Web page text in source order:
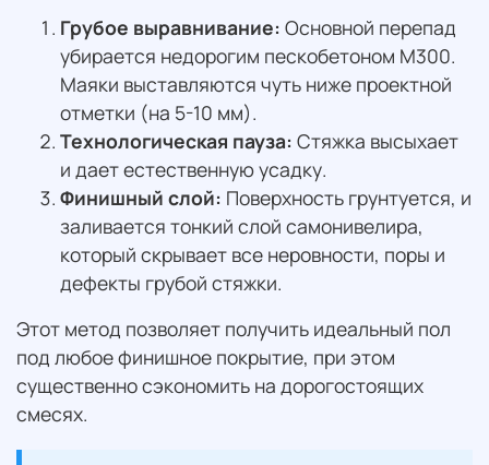
Грубое выравнивание: Основной перепад
убирается недорогим пескобетоном М300.
Маяки выставляются чуть ниже проектной
отметки (на 5-10 мм).
Технологическая пауза: Стяжка высыхает
и дает естественную усадку.
Финишный слой: Поверхность грунтуется, и
заливается тонкий слой самонивелира,
который скрывает все неровности, поры и
дефекты грубой стяжки.
Этот метод позволяет получить идеальный пол
под любое финишное покрытие, при этом
существенно сэкономить на дорогостоящих
смесях.